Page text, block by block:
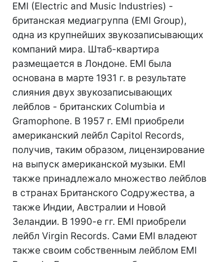
EMI (Electric and Music Industries) -
британская медиагруппа (EMI Group),
одна из крупнейших звукозаписывающих
компаний мира. Штаб-квартира
размещается в Лондоне. EMI была
основана в марте 1931 г. в результате
слияния двух звукозаписывающих
лейблов - британских Columbia и
Gramophone. В 1957 г. EMI приобрели
американский лейбл Capitol Records,
получив, таким образом, лицензирование
на выпуск американской музыки. EMI
также принадлежало множество лейблов
в странах Британского Содружества, а
также Индии, Австралии и Новой
Зеландии. В 1990-е гг. EMI приобрели
лейбл Virgin Records. Сами EMI владеют
также своим собственным лейблом EMI